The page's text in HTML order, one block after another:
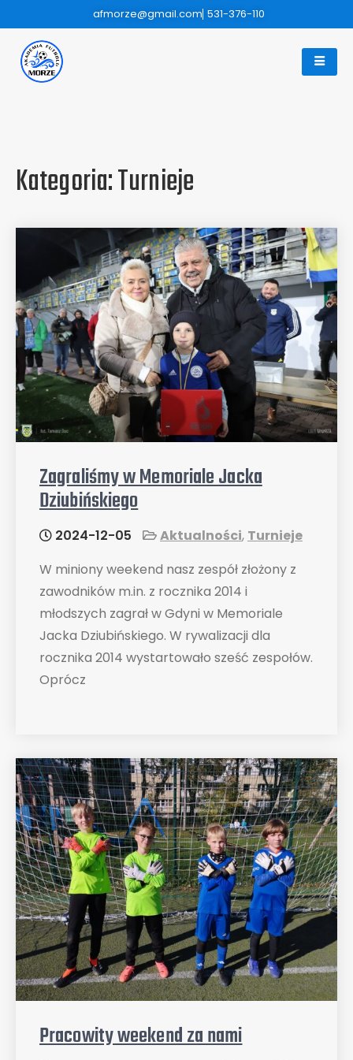
afmorze@gmail.com 531-376-110
Kategoria:Turnieje
Zagraliśmy w Memoriale Jacka
Dziubińskiego
2024-12-05 Aktualności, Turnieje
W miniony weekend nasz zespół złożony z
zawodników m.in. z rocznika 2014 i
młodszych zagrał w Gdyni w Memoriale
Jacka Dziubińskiego. W rywalizacji dla
rocznika 2014 wystartowało sześć zespołów.
Oprócz
Pracowity weekend za nami